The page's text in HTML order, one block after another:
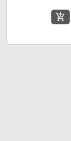
add_shopping_cart